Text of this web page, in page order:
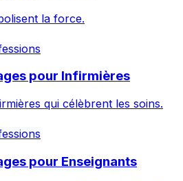
la force.
pour Infirmières
qui célèbrent les soins.
pour Enseignants